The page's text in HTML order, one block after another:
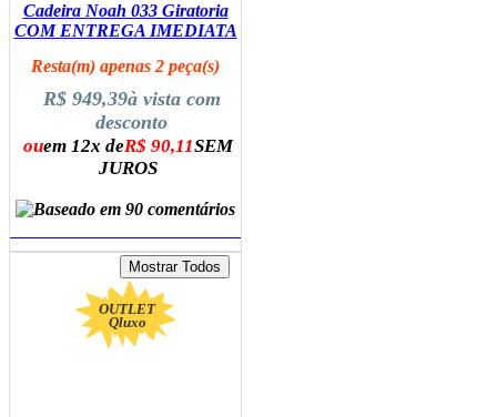
Cadeira Noah 033 Giratoria
COM ENTREGA IMEDIATA
Resta(m) apenas 2 peça(s)
R$ 949,39à vista com
desconto
ouem 12x deR$ 90,11SEM
JUROS
OUTLET
Qluxo